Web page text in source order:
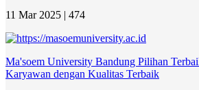
11 Mar 2025 | 474
Ma'soem University Bandung Pilihan
Karyawan dengan Kualitas Terbaik